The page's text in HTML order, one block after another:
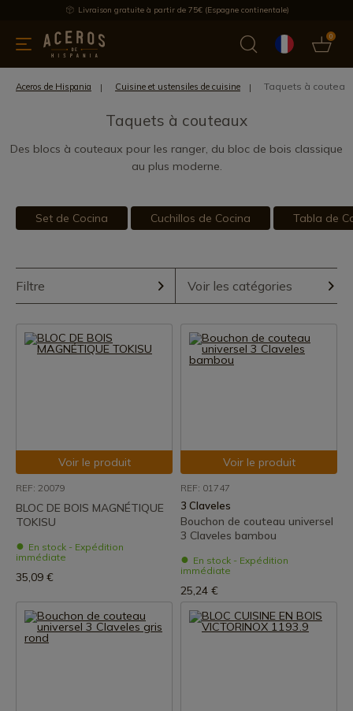
Livraison gratuite à partir de 75€ (Espagne continentale)
0
de cuisine Offre Dernières nouvelles Meilleures ventes
Aceros de Hispania Cuisine et ustensiles de cuisine Taquets à
Taquets à couteaux
Des blocs à couteaux pour les ranger, du bloc de bois classique
au plus moderne.
Set de Cocina Cuchillos de Cocina Tabla de
Filtre Voir les catégories
Voir le produit
REF: 20079
BLOC DE BOIS MAGNÉTIQUE
TOKISU
En stock - Expédition
immédiate
35,09 €
Voir le produit
REF: 01747
3 Claveles
Bouchon de couteau universel
3 Claveles bambou
En stock - Expédition
immédiate
25,24 €